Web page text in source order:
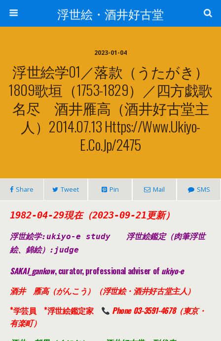
浮世絵・酒井好古堂
2023-01-04
浮世絵学01／落款（うたがき）
1809歌垣（1753-1829）／四方戯歌
名尽 酒井雁高（酒井好古堂主
人）2014.07.13 Https://www.ukiyo-
E.co.jp/2475
Share Tweet Pin Mail SMS
1982-04-29現在（2023-09-21更新）
浮世絵学:ukiyo-e study 浮世絵鑑定（肉筆浮世
絵、錦絵） :judge
SAKAI_gankow, curator, professional adviser of ukiyo-e
酒井 雁高（がんこう）（浮世絵・酒井好古堂主人）
*学芸員 *浮世絵鑑定家
Phone 03-3591-4678（東京・
有楽町）